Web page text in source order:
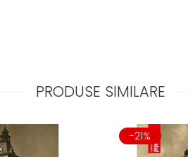
PRODUSE SIMILARE
-21%